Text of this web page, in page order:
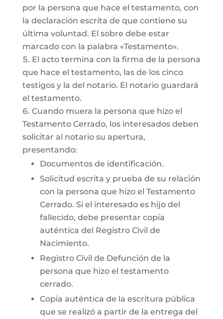
por la persona que hace el testamento, con
la declaración escrita de que contiene su
última voluntad. El sobre debe estar
marcado con la palabra «Testamento».
El acto termina con la firma de la persona
que hace el testamento, las de los cinco
testigos y la del notario. El notario guardará
el testamento.
Cuando muera la persona que hizo el
Testamento Cerrado, los interesados deben
solicitar al notario su apertura,
presentando:
Documentos de identificación.
Solicitud escrita y prueba de su relación
con la persona que hizo el Testamento
Cerrado. Si el interesado es hijo del
fallecido, debe presentar copia
auténtica del Registro Civil de
Nacimiento.
Registro Civil de Defunción de la
persona que hizo el testamento
cerrado.
Copia auténtica de la escritura pública
que se realizó a partir de la entrega del